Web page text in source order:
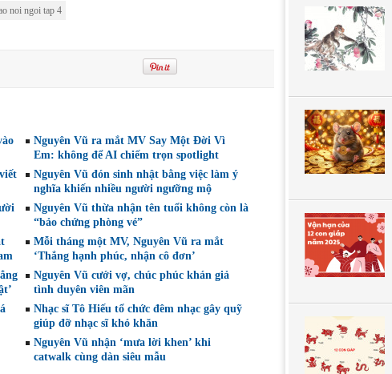
noi ngoi tap 4
Nguyên Vũ ra mắt MV Say Một Đời Vì
Em: không để AI chiếm trọn spotlight
Nguyên Vũ đón sinh nhật bằng việc làm ý
nghĩa khiến nhiều người ngưỡng mộ
Nguyên Vũ thừa nhận tên tuổi không còn là
“bảo chứng phòng vé”
Mỗi tháng một MV, Nguyên Vũ ra mắt
‘Thắng hạnh phúc, nhận cô đơn’
Nguyên Vũ cưới vợ, chúc phúc khán giả
tình duyên viên mãn
Nhạc sĩ Tô Hiếu tổ chức đêm nhạc gây quỹ
giúp đỡ nhạc sĩ khó khăn
Nguyên Vũ nhận ‘mưa lời khen’ khi
catwalk cùng dàn siêu mẫu